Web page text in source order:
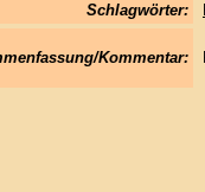
Schlagwörter:
Kommentar: